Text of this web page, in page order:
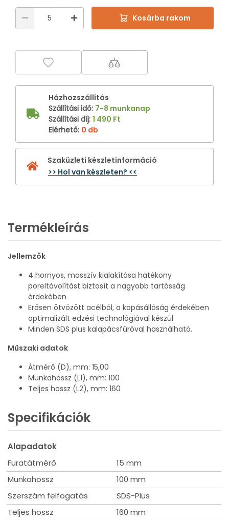
Kosárba rakom
Házhozszállítás
Szállítási idő: 7-8 munkanap
Szállítási díj: 1 490 Ft
Elérhető: 0 db
Szaküzleti készletinformáció
>> Hol van készleten? <<
Termékleírás
Jellemzők
4 hornyos, masszív kialakítása hatékony
poreltávolítást biztosít a nagyobb tartósság
érdekében
Erősen ötvözött acélból, a kopásállóság érdekében
optimalizált edzési technológiával készül
Minden SDS plus kalapácsfúróval használható.
Műszaki adatok
Átmérő (D), mm: 15,00
Munkahossz (L1), mm: 100
Teljes hossz (L2), mm: 160
Specifikációk
Alapadatok
Furatátmérő
15 mm
Munkahossz
100 mm
Szerszám felfogatás
SDS-Plus
Teljes hossz
160 mm